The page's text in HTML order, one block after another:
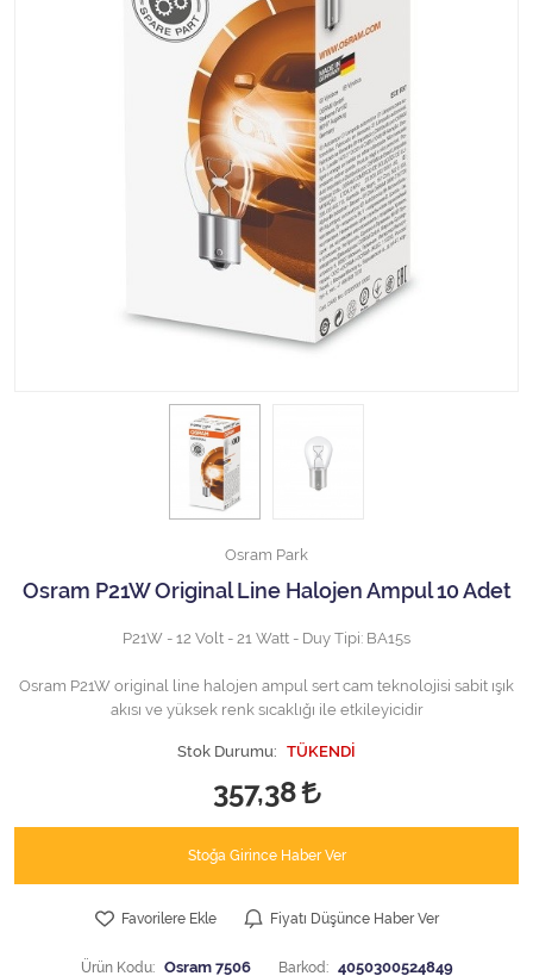
Otomobil Gösterge Ampulü
Halojen Off Road Rally Ampulü
Motosiklet Halojen Far Ampulü
Kamyon Halojen Far Ampulü
Kamyon Halojen Park Ampulü
Kamyon Gösterge Ampulü
Osram Park
Osram P21W Original Line Halojen Ampul 10 Adet
P21W - 12 Volt - 21 Watt - Duy Tipi: BA15s
Osram P21W original line halojen ampul sert cam teknolojisi sabit ışık
akısı ve yüksek renk sıcaklığı ile etkileyicidir
Stok Durumu: TÜKENDİ
357,38
Stoğa Girince Haber Ver
Favorilere Ekle Fiyatı Düşünce Haber Ver
Ürün Kodu: Osram 7506 Barkod: 4050300524849